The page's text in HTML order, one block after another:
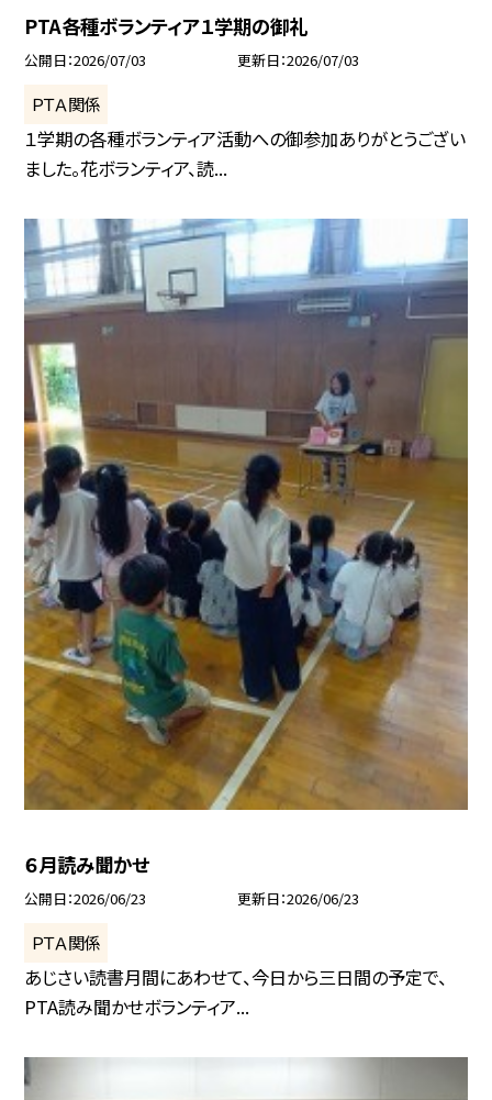
PTA各種ボランティア１学期の御礼
公開日 2026/07/03 更新日 2026/07/03
ＰＴＡ関係
１学期の各種ボランティア活動への御参加ありがとうござい
ました。花ボランティア、読...
６月読み聞かせ
公開日 2026/06/23 更新日 2026/06/23
ＰＴＡ関係
あじさい読書月間にあわせて、今日から三日間の予定で、
PTA読み聞かせボランティア...